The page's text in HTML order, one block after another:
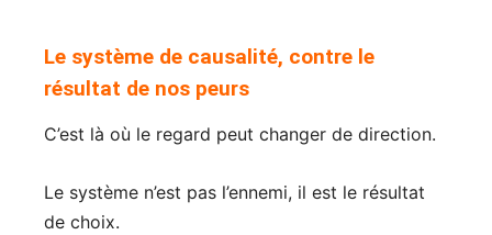
Le système de causalité, contre le
résultat de nos peurs
C’est là où le regard peut changer de direction.
Le système n’est pas l’ennemi, il est le résultat
de choix.